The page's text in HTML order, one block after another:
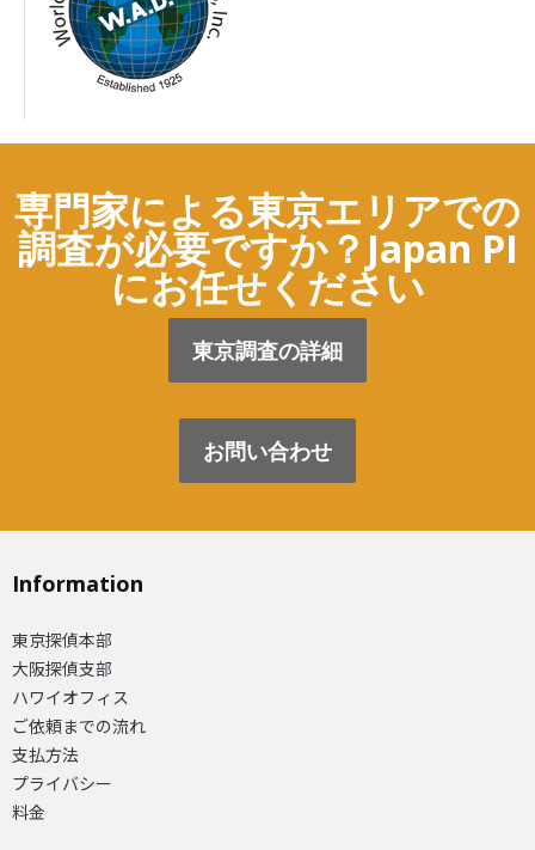
専門家による東京エリアでの
調査が必要ですか？Japan PI
にお任せください
東京調査の詳細
お問い合わせ
Information
東京探偵本部
大阪探偵支部
ハワイオフィス
ご依頼までの流れ
支払方法
プライバシー
料金